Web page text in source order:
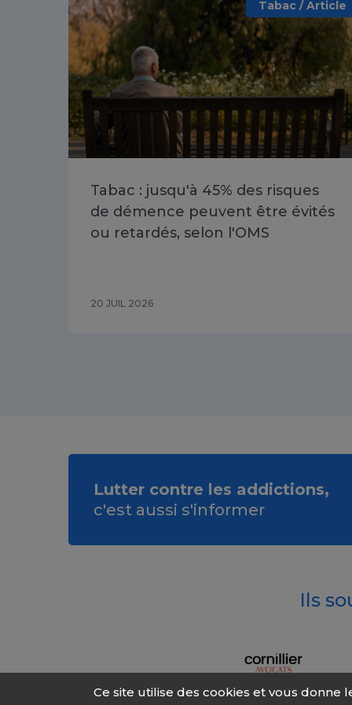
Tabac / Article
Tabac : jusqu'à 45% des risques
de démence peuvent être évités
ou retardés, selon l'OMS
20 JUIL 2026
Lutter contre les addictions,
c'est aussi s'informer
Ils
Ce site utilise des cookies et vous